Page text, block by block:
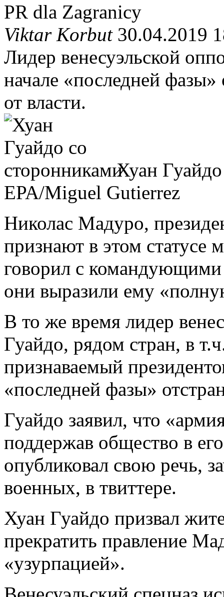
PR dla Zagranicy
Viktar Korbut30.04.2019
Лидер венесуэльской
начале «последней
от власти.
Хуан
EPA/Miguel Gutierrez
Николас Мадуро,
признают в этом статусе
говорил с командующими
они выразили ему
В то же время лидер
Гуайдо, рядом стран, в
признаваемый
«последней фазы»
Гуайдо заявил, что
поддержав общество в
опубликовал свою речь,
военных, в твиттере.
Хуан Гуайдо призвал
прекратить правление
«узурпацией».